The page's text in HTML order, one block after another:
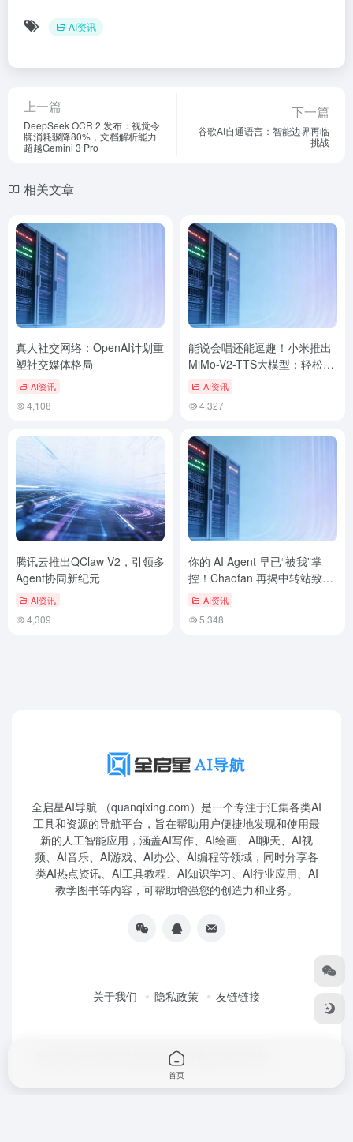
AI资讯
上一篇
DeepSeek OCR 2 发布：视觉令
牌消耗骤降80%，文档解析能力
超越Gemini 3 Pro
下一篇
谷歌AI自通语言：智能边界再临
挑战
相关文章
真人社交网络：OpenAI计划重
塑社交媒体格局
AI资讯
4,108
能说会唱还能逗趣！小米推出
MiMo-V2-TTS大模型：轻松驾
驭方言与情感
AI资讯
4,327
腾讯云推出QClaw V2，引领多
Agent协同新纪元
AI资讯
4,309
你的 AI Agent 早已“被我”掌
控！Chaofan 再揭中转站致命
漏洞AI资讯
5,348
全启星AI导航 （quanqixing.com）是一个专注于汇集各类AI
工具和资源的导航平台，旨在帮助用户便捷地发现和使用最
新的人工智能应用，涵盖AI写作、AI绘画、AI聊天、AI视
频、AI音乐、AI游戏、AI办公、AI编程等领域，同时分享各
类AI热点资讯、AI工具教程、AI知识学习、AI行业应用、AI
教学图书等内容，可帮助增强您的创造力和业务。
关于我们 隐私政策 友链链接
全启星AI导航鲁ICP备2023010227号
首页